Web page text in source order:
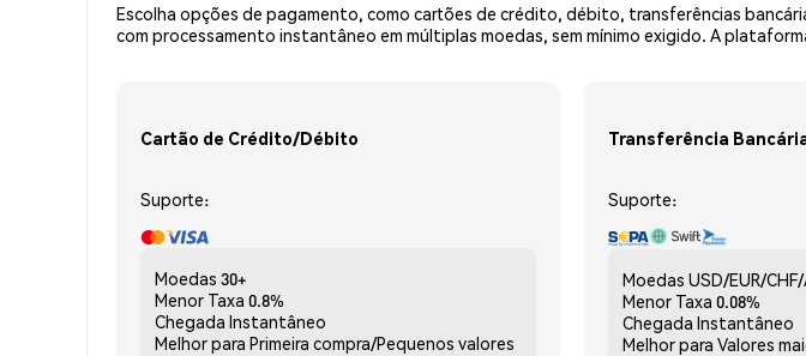
Escolha opções de pagamento, como cartões de crédito, débito, transferências
com processamento instantâneo em múltiplas moedas, sem mínimo exigido. A
Cartão de Crédito/Débito
Suporte:
Moedas 30+
Menor Taxa 0.8%
Chegada Instantâneo
Melhor para Primeira compra/Pequenos valores
Transferência
Suporte:
Moedas USD/EUR/
Menor Taxa 0.08%
Chegada Instantâneo
Melhor para Valores